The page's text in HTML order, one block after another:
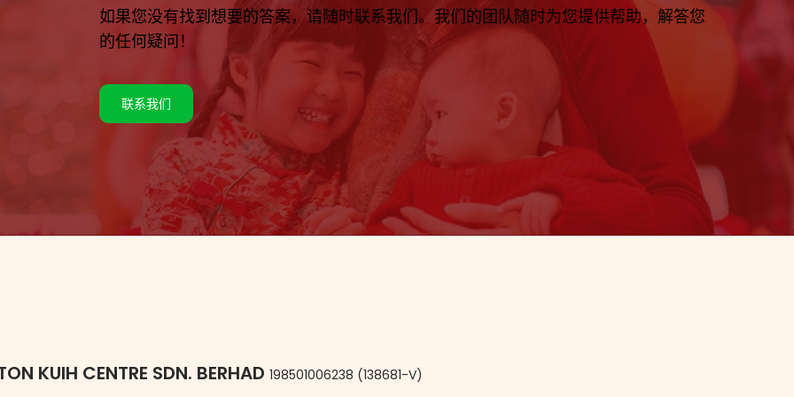
如果您没有找到想要的答案，请随时联系我们。我们的团队随时为您提供帮助，解答您
的任何疑问！
联系我们
KUIH CENTRE SDN. BERHAD 198501006238 (138681-V)